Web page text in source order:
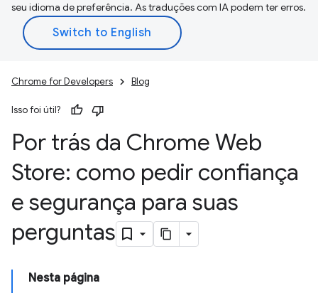
seu idioma de preferência. As traduções com IA podem ter erros.
Chrome for Developers Blog
Isso foi útil?
Por trás da Chrome Web
Store: como pedir confiança
e segurança para suas
perguntas
Nesta página